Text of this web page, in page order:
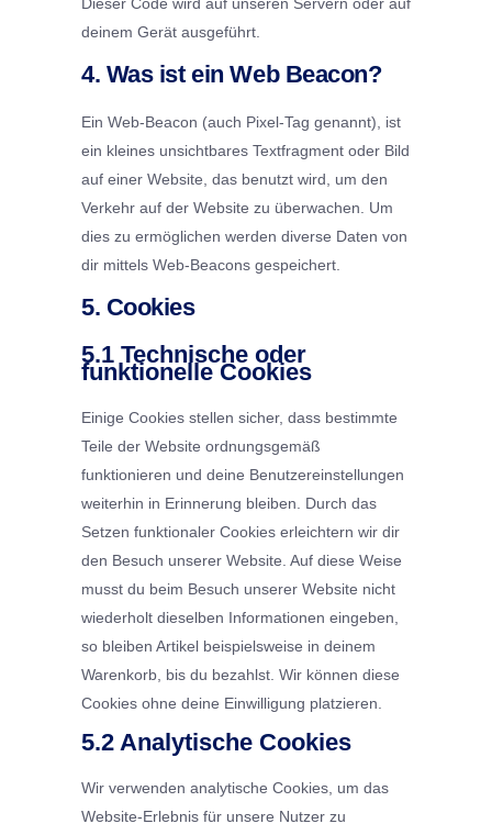
deinem Gerät ausgeführt.
4. Was ist ein Web Beacon?
Ein Web-Beacon (auch Pixel-Tag genannt), ist
ein kleines unsichtbares Textfragment oder Bild
auf einer Website, das benutzt wird, um den
Verkehr auf der Website zu überwachen. Um
dies zu ermöglichen werden diverse Daten von
dir mittels Web-Beacons gespeichert.
5. Cookies
5.1 Technische oder
funktionelle Cookies
Einige Cookies stellen sicher, dass bestimmte
Teile der Website ordnungsgemäß
funktionieren und deine Benutzereinstellungen
weiterhin in Erinnerung bleiben. Durch das
Setzen funktionaler Cookies erleichtern wir dir
den Besuch unserer Website. Auf diese Weise
musst du beim Besuch unserer Website nicht
wiederholt dieselben Informationen eingeben,
so bleiben Artikel beispielsweise in deinem
Warenkorb, bis du bezahlst. Wir können diese
Cookies ohne deine Einwilligung platzieren.
5.2 Analytische Cookies
Wir verwenden analytische Cookies, um das
Website-Erlebnis für unsere Nutzer zu